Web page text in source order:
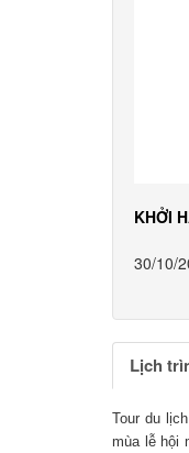
KHỞI
30/10/
Lịch
Tour du
mùa lễ hội